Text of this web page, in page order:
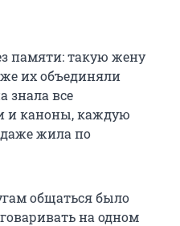
памяти: такую жену
их объединяли
знала все
и каноны, каждую
жила по
общаться было
на одном